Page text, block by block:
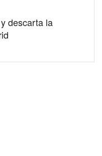
descarta la